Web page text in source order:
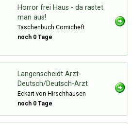
Horror frei Haus - da rastet
man aus!
Taschenbuch Comicheft
noch 0 Tage
Langenscheidt Arzt-
Deutsch/Deutsch-Arzt
Eckart von Hirschhausen
noch 0 Tage